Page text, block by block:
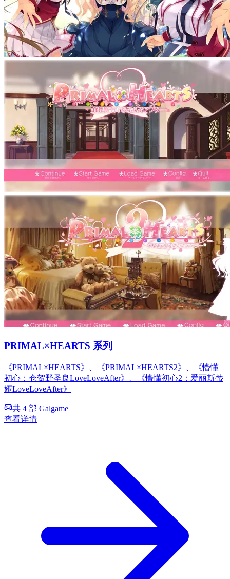
PRIMAL×HEARTS 系列
《PRIMAL×HEARTS》、《PRIMAL×HEARTS2》、《懵懂
初心：仓贺野圣良LoveLoveAfter》、《懵懂初心2：爱丽斯蒂
娅LoveLoveAfter》
共 4 部 Galgame
查看详情